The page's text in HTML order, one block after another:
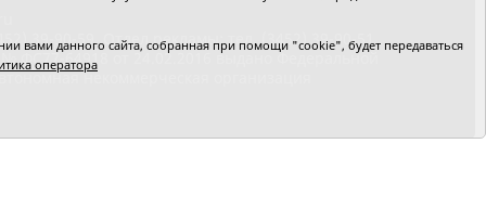
39-90-59. Отдел рекламы: тел. (3452) 39-90-51.
ФС77-64918 от 24.02.2016 выдано Федеральной
некоммерческая организация
вами данного сайта, собранная при помощи "cookie", будет передаваться
оператора